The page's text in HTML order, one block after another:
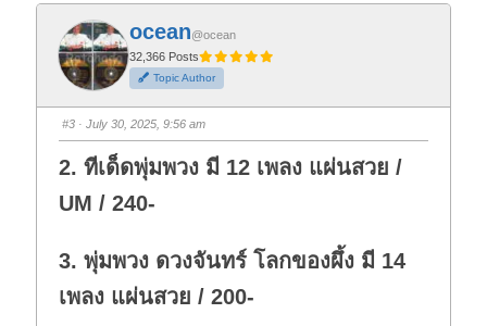
k
f
o
r
t
h
u
m
b
d
o
n
k
o
t
h
u
m
b
u
p
ocean@ocean
32,366 Posts
Topic Author
#3 · July 30, 2025, 9:56 am
2. ทีเด็ดพุ่มพวง มี 12 เพลง แผ่นสวย /
UM / 240-
3. พุ่มพวง ดวงจันทร์ โลกของผึ้ง มี 14
เพลง แผ่นสวย / 200-